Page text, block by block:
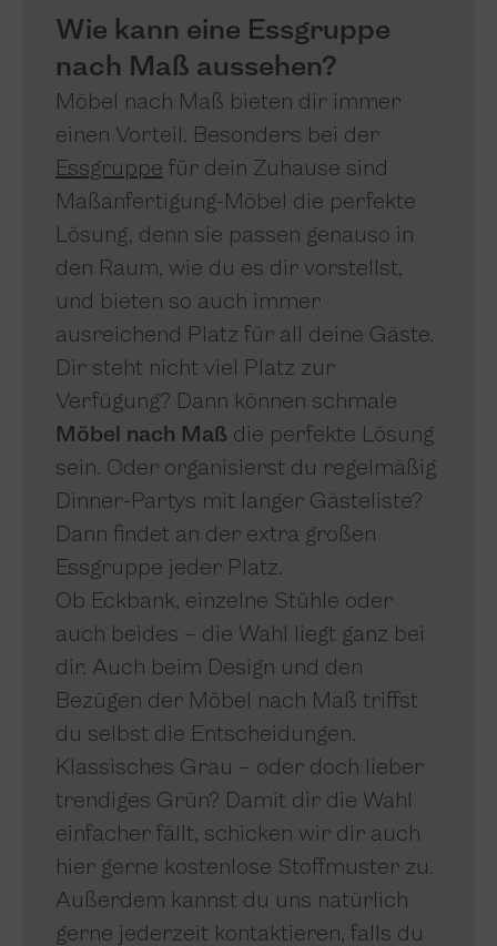
Wie kann eine Essgruppe
nach Maß aussehen?
Möbel nach Maß bieten dir immer
einen Vorteil. Besonders bei der
Essgruppe für dein Zuhause sind
Maßanfertigung-Möbel die perfekte
Lösung, denn sie passen genauso in
den Raum, wie du es dir vorstellst,
und bieten so auch immer
ausreichend Platz für all deine Gäste.
Dir steht nicht viel Platz zur
Verfügung? Dann können schmale
Möbel nach Maß die perfekte Lösung
sein. Oder organisierst du regelmäßig
Dinner-Partys mit langer Gästeliste?
Dann findet an der extra großen
Essgruppe jeder Platz.
Ob Eckbank, einzelne Stühle oder
auch beides – die Wahl liegt ganz bei
dir. Auch beim Design und den
Bezügen der Möbel nach Maß triffst
du selbst die Entscheidungen.
Klassisches Grau – oder doch lieber
trendiges Grün? Damit dir die Wahl
einfacher fällt, schicken wir dir auch
hier gerne kostenlose Stoffmuster zu.
Außerdem kannst du uns natürlich
gerne jederzeit kontaktieren, falls du